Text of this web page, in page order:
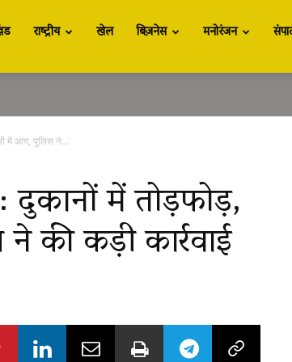
राष्ट्रीय खेल बिज़नेस मनोरंजन
में आग, पुलिस ने...
दुकानों में तोड़फोड़,
की कड़ी कार्रवाई